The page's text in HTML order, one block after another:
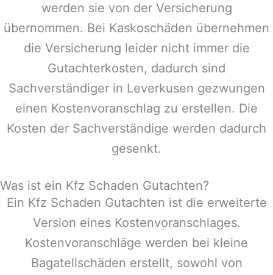
werden sie von der Versicherung
übernommen. Bei Kaskoschäden übernehmen
die Versicherung leider nicht immer die
Gutachterkosten, dadurch sind
Sachverständiger in Leverkusen gezwungen
einen Kostenvoranschlag zu erstellen. Die
Kosten der Sachverständige werden dadurch
gesenkt.
Was ist ein Kfz Schaden Gutachten?
Ein Kfz Schaden Gutachten ist die erweiterte
Version eines Kostenvoranschlages.
Kostenvoranschläge werden bei kleine
Bagatellschäden erstellt, sowohl von